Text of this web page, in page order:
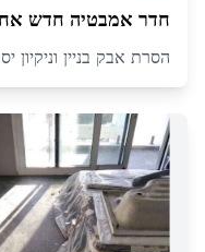
חדר אמבטיה חדש
הסרת אבק בניין